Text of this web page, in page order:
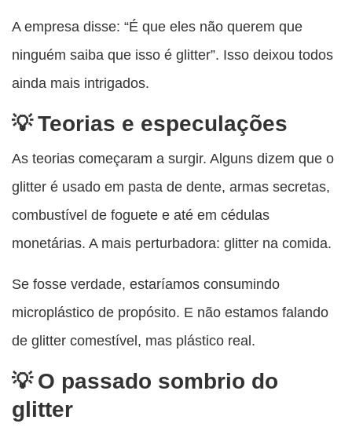
A empresa disse: “É que eles não querem que
ninguém saiba que isso é glitter”. Isso deixou todos
ainda mais intrigados.
Teorias e especulações
As teorias começaram a surgir. Alguns dizem que o
glitter é usado em pasta de dente, armas secretas,
combustível de foguete e até em cédulas
monetárias. A mais perturbadora: glitter na comida.
Se fosse verdade, estaríamos consumindo
microplástico de propósito. E não estamos falando
de glitter comestível, mas plástico real.
O passado sombrio do
glitter